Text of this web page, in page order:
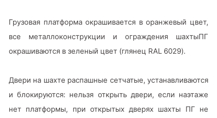
Грузовая платформа окрашивается в оранжевый цвет,
все металлоконструкции и ограждения шахтыПГ
окрашиваются в зеленый цвет (глянец RAL 6029).
Двери на шахте распашные сетчатые, устанавливаются
и блокируются: нельзя открыть двери, если наэтаже
нет платформы, при открытых дверях шахты ПГ не